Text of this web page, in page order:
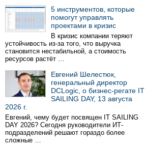
5 инструментов, которые
помогут управлять
проектами в кризис
В кризис компании теряют
устойчивость из-за того, что выручка
становится нестабильной, а стоимость
ресурсов растёт …
Евгений Шелестюк,
генеральный директор
DCLogic, о бизнес-регате IT
SAILING DAY, 13 августа
2026 г.
Евгений, чему будет посвящен IT SAILING
DAY 2026? Сегодня руководители ИТ-
подразделений решают гораздо более
сложные …